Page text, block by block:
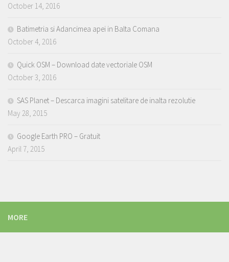
October 14, 2016
Batimetria si Adancimea apei in Balta Comana
October 4, 2016
Quick OSM – Download date vectoriale OSM
October 3, 2016
SAS Planet – Descarca imagini satelitare de inalta rezolutie
May 28, 2015
Google Earth PRO – Gratuit
April 7, 2015
MORE